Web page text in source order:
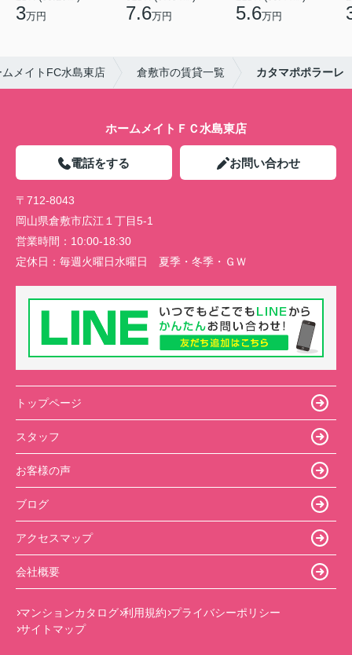
3万円 7.6万円 5.6万円
メイトFC水島東店 倉敷市の賃貸一覧 カタマポポラーレ
ホームメイトＦＣ水島東店
電話をする お問い合わせ
〒712-8043
岡山県倉敷市広江１丁目5-1
営業時間： 10:00-18:30
定休日： 毎週火曜日水曜日 夏季・冬季・ＧＷ
トップページ
スタッフ
お客様の声
ブログ
アクセスマップ
会社概要
マンションカタログ 利用規約 プライバシーポリシー
サイトマップ